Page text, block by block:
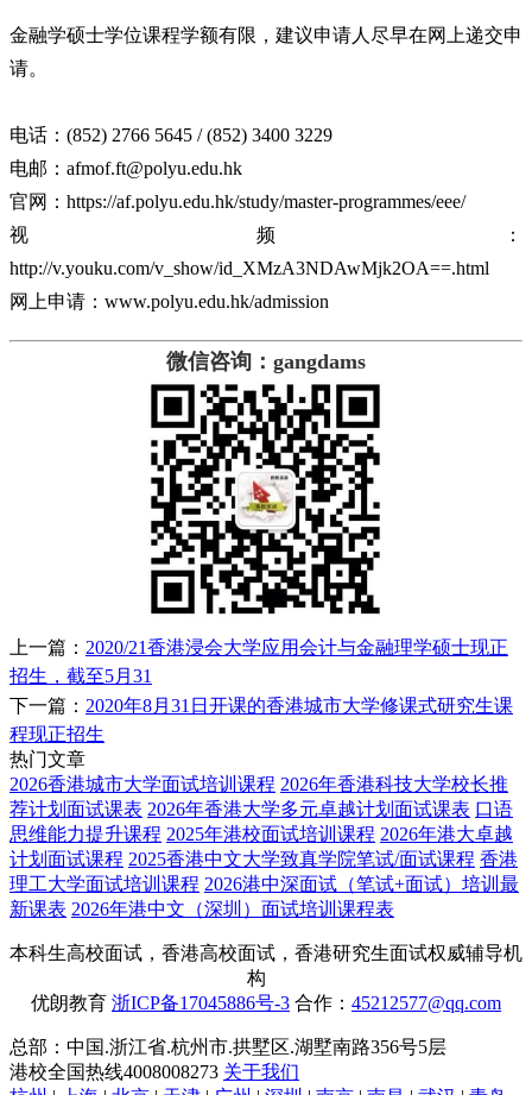
金融学硕士学位课程学额有限，建议申请人尽早在网上递交申
请。
电话：(852) 2766 5645 / (852) 3400 3229
电邮：afmof.ft@polyu.edu.hk
官网：https://af.polyu.edu.hk/study/master-programmes/eee/
视频：
http://v.youku.com/v_show/id_XMzA3NDAwMjk2OA==.html
网上申请：www.polyu.edu.hk/admission
微信咨询 ：gangdams
上一篇： 2020/21香港浸会大学应用会计与金融理学硕士现正
招生，截至5月31
下一篇： 2020年8月31日开课的香港城市大学修课式研究生课
程现正招生
热门文章
2026香港城市大学面试培训课程 2026年香港科技大学校长推
荐计划面试课表 2026年香港大学多元卓越计划面试课表 口语
思维能力提升课程 2025年港校面试培训课程 2026年港大卓越
计划面试课程 2025香港中文大学致真学院笔试/面试课程 香港
理工大学面试培训课程 2026港中深面试（笔试+面试）培训最
新课表 2026年港中文（深圳）面试培训课程表
本科生高校面试，香港高校面试，香港研究生面试权威辅导机
构
优朗教育 浙ICP备17045886号-3 合作： 45212577@qq.com
总部：中国.浙江省.杭州市.拱墅区.湖墅南路356号5层
港校全国热线4008008273 关于我们